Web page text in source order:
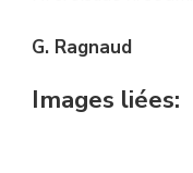
G. Ragnaud
Images liées: